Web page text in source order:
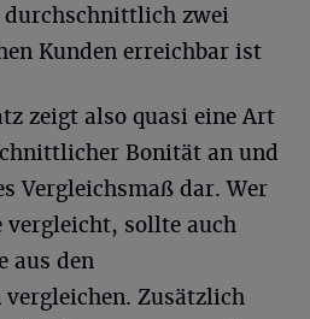
durchschnittlich zwei
Kunden erreichbar ist
zeigt also quasi eine Art
Bonität an und
Vergleichsmaß dar. Wer
vergleicht, sollte auch
aus den
Zusätzlich